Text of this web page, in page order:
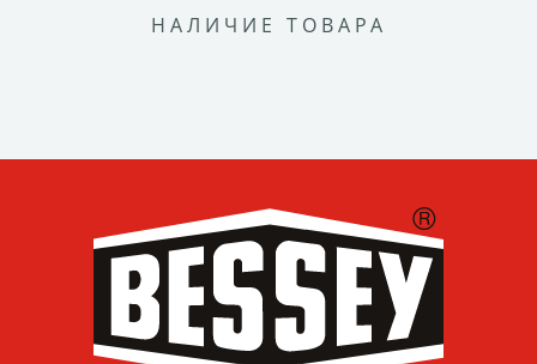
НАЛИЧИЕ ТОВАРА